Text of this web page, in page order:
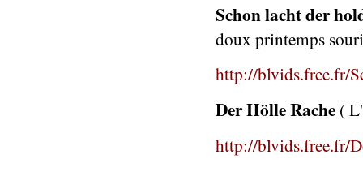
Schon lacht der
doux printemps
http://blvids.free.fr/
Der Hölle Rache (
http://blvids.free.fr/